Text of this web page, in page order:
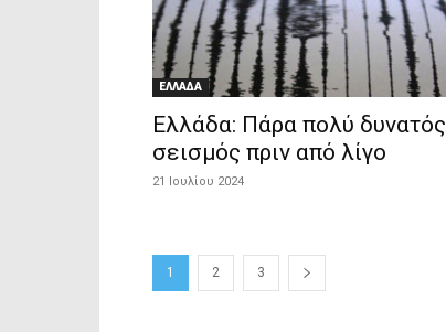
ΕΛΛΑΔΑ
Ελλάδα: Πάρα πολύ δυνατός
σεισμός πριν από λίγο
21 Ιουλίου 2024
1 2 3